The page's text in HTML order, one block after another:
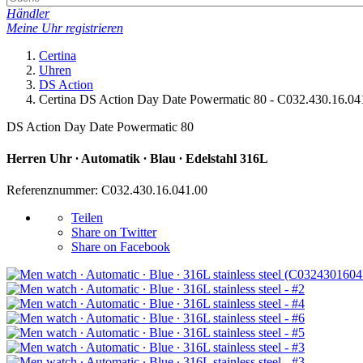
Händler
Meine Uhr registrieren
Certina
Uhren
DS Action
Certina DS Action Day Date Powermatic 80 -
DS Action Day Date Powermatic 80
Herren Uhr ∙ Automatik ∙ Blau ∙ Edelstahl 316L
Referenznummer: C032.430.16.041.00
Teilen
Share on Twitter
Share on Facebook